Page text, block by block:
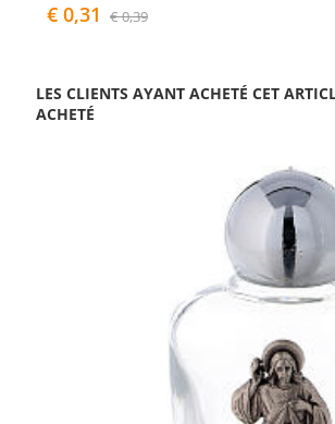
€ 0,31 € 0,39
LES CLIENTS AYANT ACHETÉ CET
ACHETÉ